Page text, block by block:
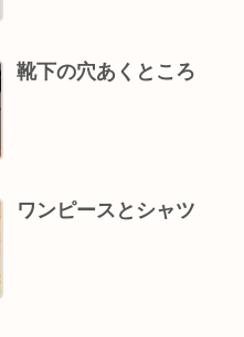
靴下の穴あくところ
ワンピースとシャツ